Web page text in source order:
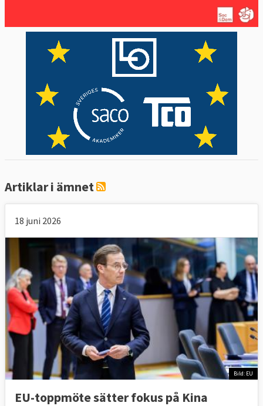
Artiklar i ämnet
18 juni 2026
Bild: EU
EU-toppmöte sätter fokus på Kina